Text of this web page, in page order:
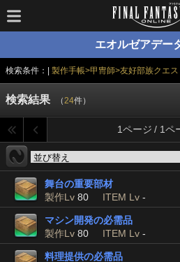
エオルゼアデー
検索条件：| 製作手帳>甲冑師>友好部族クエ
検索結果 （24件）
1ページ / 1ペ
舞台の重要部材
製作Lv 80 ITEM Lv -
マシン開発の必需品
製作Lv 80 ITEM Lv -
料理提供の必需品